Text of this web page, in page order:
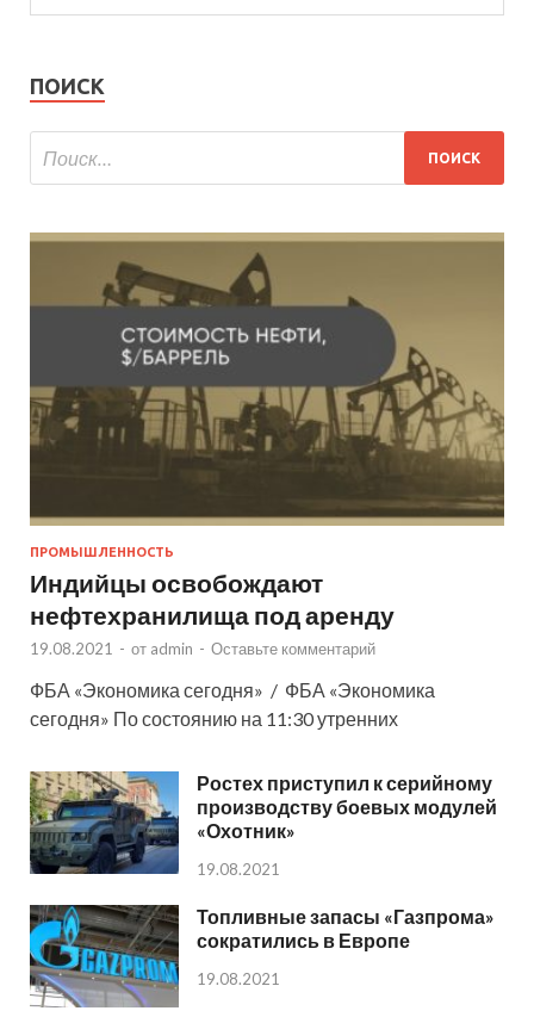
ПОИСК
ПРОМЫШЛЕННОСТЬ
Индийцы освобождают
нефтехранилища под аренду
19.08.2021 - от admin - Оставьте комментарий
ФБА «Экономика сегодня» / ФБА «Экономика
сегодня» По состоянию на 11:30 утренних
Ростех приступил к серийному
производству боевых модулей
«Охотник»
19.08.2021
Топливные запасы «Газпрома»
сократились в Европе
19.08.2021